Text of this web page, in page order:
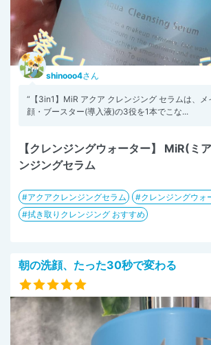
shinooo4さん
“【3in1】MiR アクア クレンジング セラムは、
顔・ブースター(導入液)の3役を1本でこな...
【クレンジングウォーター】 MiR(ミ
ンジングセラム
アクアクレンジングセラム
クレンジングウォ
拭き取りクレンジング おすすめ
朝の洗顔、たった30秒で変わる